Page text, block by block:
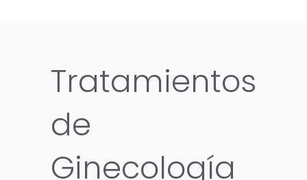
Tratamientos
de
Ginecología